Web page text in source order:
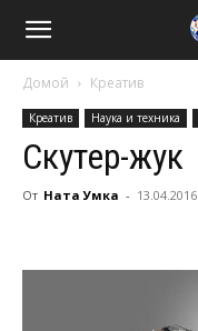
Домой Креатив
Креатив Наука и техника
Скутер-жук
От Ната Умка - 13.04.2016